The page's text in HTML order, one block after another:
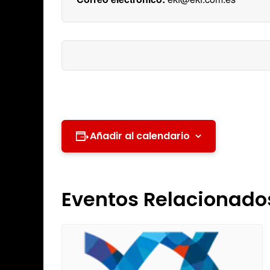
Añadir al calendario
Eventos